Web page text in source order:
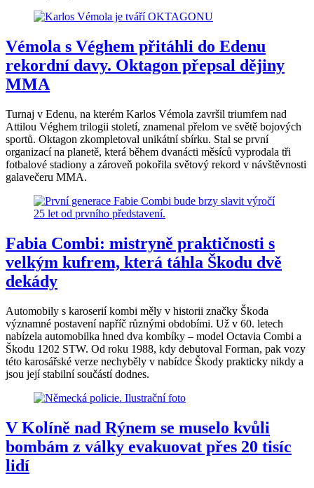
Vémola s Véghem přitáhli do Edenu
rekordní davy. Oktagon přepsal dějiny
MMA
Turnaj v Edenu, na kterém Karlos Vémola završil triumfem nad
Attilou Véghem trilogii století, znamenal přelom ve světě bojových
sportů. Oktagon zkompletoval unikátní sbírku. Stal se první
organizací na planetě, která během dvanácti měsíců vyprodala tři
fotbalové stadiony a zároveň pokořila světový rekord v návštěvnosti
galavečeru MMA.
Fabia Combi: mistryně praktičnosti s
velkým kufrem, která táhla Škodu dvě
dekády
Automobily s karoserií kombi měly v historii značky Škoda
významné postavení napříč různými obdobími. Už v 60. letech
nabízela automobilka hned dva kombíky – model Octavia Combi a
Škodu 1202 STW. Od roku 1988, kdy debutoval Forman, pak vozy
této karosářské verze nechyběly v nabídce Škody prakticky nikdy a
jsou její stabilní součástí dodnes.
V Kolíně nad Rýnem se muselo kvůli
bombám z války evakuovat přes 20 tisíc
lidí